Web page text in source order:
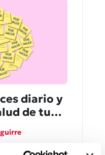
diario y
de tu
que no hacemos,